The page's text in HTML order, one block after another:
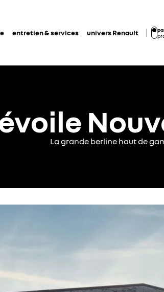
entretien & services univers Renault
La grande berline haut de